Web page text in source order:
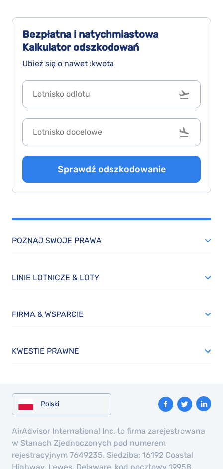
Bezpłatna i natychmiastowa
Kalkulator odszkodowań
Ubież się o nawet :kwota
Sprawdź odszkodowanie
POZNAJ SWOJE PRAWA
LINIE LOTNICZE & LOTY
FIRMA & WSPARCIE
KWESTIE PRAWNE
Polski
AirAdvisor International Inc. to firma zarejestrowana
w Stanach Zjednoczonych pod numerem
rejestracyjnym 7649235. Siedziba: 16192 Coastal
Highway, Lewes, Delaware, kod pocztowy 19958,